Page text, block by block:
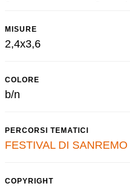
MISURE
2,4x3,6
COLORE
b/n
PERCORSI TEMATICI
FESTIVAL DI SANREMO
COPYRIGHT